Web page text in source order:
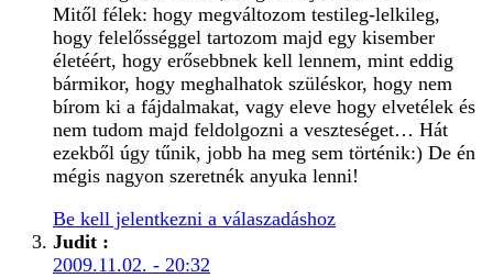
Mitől félek: hogy megváltozom testileg-lelkileg,
hogy felelősséggel tartozom majd egy kisember
életéért, hogy erősebbnek kell lennem, mint eddig
bármikor, hogy meghalhatok szüléskor, hogy nem
bírom ki a fájdalmakat, vagy eleve hogy elvetélek és
nem tudom majd feldolgozni a veszteséget… Hát
ezekből úgy tűnik, jobb ha meg sem történik:) De én
mégis nagyon szeretnék anyuka lenni!
Be kell jelentkezni a válaszadáshoz
Judit :
2009.11.02. - 20:32